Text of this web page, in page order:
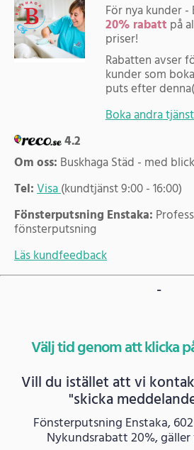
För nya kunder -
20% rabatt på
priser!
Rabatten avser
kunder som
puts efter
Boka andra
4.2
Om oss: Buskhaga Städ - med
Tel:Visa(kundtjänst 9:00 - 16:00)
Fönsterputsning Enstaka:
fönsterputsning
Läs kundfeedback
-
Välj tid genom att klicka
Vill du istället att vi
"skicka
Fönsterputsning Enstaka,
Nykundsrabatt 20%,